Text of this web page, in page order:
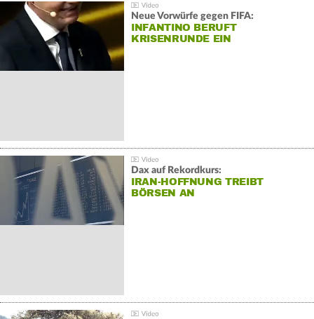
Neue Vorwürfe gegen FIFA:
INFANTINO BERUFT
KRISENRUNDE EIN
Dax auf Rekordkurs:
IRAN-HOFFNUNG TREIBT
BÖRSEN AN